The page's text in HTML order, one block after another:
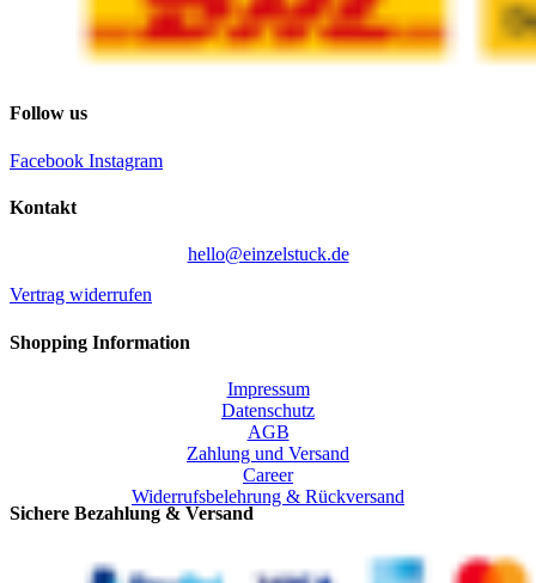
Follow us
Facebook Instagram
Kontakt
hello@einzelstuck.de
Vertrag widerrufen
Shopping Information
Impressum
Datenschutz
AGB
Zahlung und Versand
Career
Widerrufsbelehrung & Rückversand
Sichere Bezahlung & Versand